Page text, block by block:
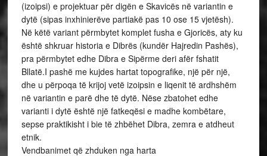
(izoipsi) e projektuar për digën e Skavicës në variantin e
dytë (sipas inxhinierëve partiakë pas 10 ose 15 vjetësh).
Në këtë variant përmbytet komplet fusha e Gjoricës, aty ku
është shkruar historia e Dibrës (kundër Hajredin Pashës),
pra përmbytet edhe Dibra e Sipërme deri afër fshatit
Bllatë.I pashë me kujdes hartat topografike, një për një,
dhe u përpoqa të krijoj vetë izoipsin e liqenit të ardhshëm
në variantin e parë dhe të dytë. Nëse zbatohet edhe
varianti i dytë është një fatkeqësi e madhe kombëtare,
sepse praktikisht i bie të zhbëhet Dibra, zemra e atdheut
etnik.
Vendbanimet që zhduken nga harta